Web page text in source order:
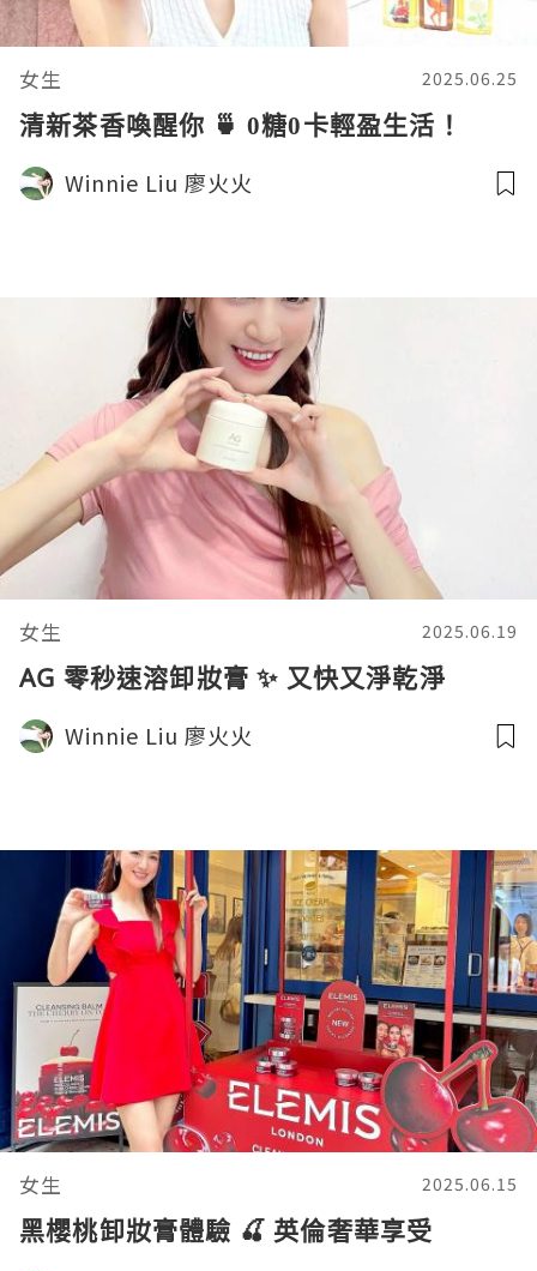
女生 2025.06.25
清新茶香喚醒你 🍵 0糖0卡輕盈生活！
Winnie Liu 廖火火
女生 2025.06.19
AG 零秒速溶卸妝膏 ✨ 又快又淨乾淨
Winnie Liu 廖火火
女生 2025.06.15
黑櫻桃卸妝膏體驗 🍒 英倫奢華享受